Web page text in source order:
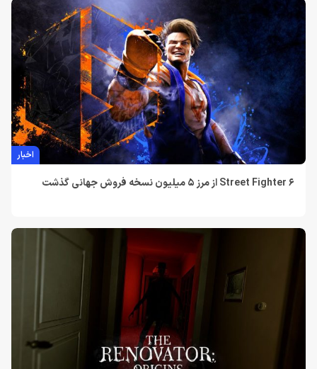
اخبار
Street Fighter 6 از مرز 5 میلیون نسخه فروش جهانی گذشت